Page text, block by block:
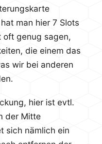
man hier 7 Slots
oft genug sagen,
die einem das
wir bei anderen
hier ist evtl.
der Mitte
sich nämlich ein